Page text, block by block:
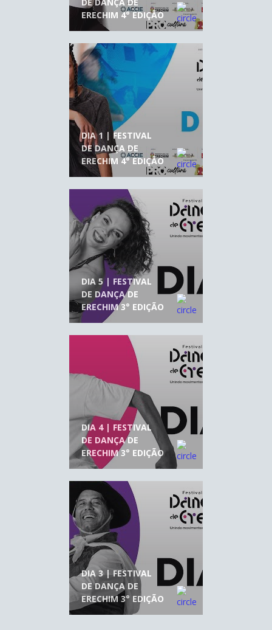
ERECHIM 4° EDIÇÃO
DIA 1 | FESTIVAL
DE DANÇA DE
ERECHIM 4° EDIÇÃO
DIA 5 | FESTIVAL
DE DANÇA DE
ERECHIM 3° EDIÇÃO
DIA 4 | FESTIVAL
DE DANÇA DE
ERECHIM 3° EDIÇÃO
DIA 3 | FESTIVAL
DE DANÇA DE
ERECHIM 3° EDIÇÃO